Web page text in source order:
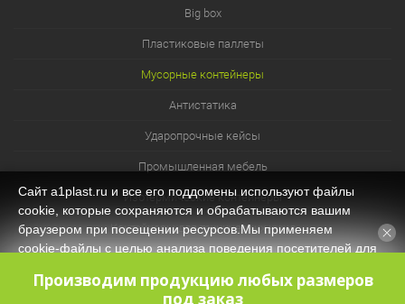
Big box
Пластиковые паллеты
Мусорные контейнеры
Антистатика
Ударопрочные кейсы
Промышленная мебель
Изотермические контейнеры
Контейнеры для технических нужд
Сайт a1plast.ru и все его поддомены используют файлы
cookie, которые сохраняются и обрабатываются вашим
браузером при посещении ресурсов.Мы применяем
cookie‑файлы с целью анализа поведения посетителей для
корректной работы сайта. Оставаясь на нашем сайте, вы
Производим продукцию любых размеров
под заказ